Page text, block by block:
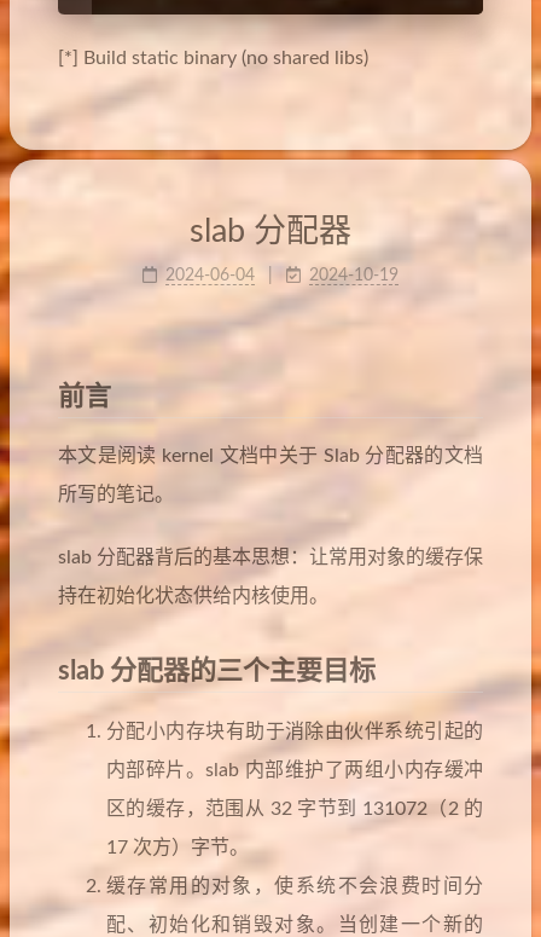
[*] Build static binary (no shared libs)
slab 分配器
2024-06-04 2024-10-19
前言
本文是阅读 kernel 文档中关于 Slab 分配器的文档
所写的笔记。
slab 分配器背后的基本思想：让常用对象的缓存保
持在初始化状态供给内核使用。
slab 分配器的三个主要目标
分配小内存块有助于消除由伙伴系统引起的
内部碎片。slab 内部维护了两组小内存缓冲
区的缓存，范围从 32 字节到 131072（2 的
17 次方）字节。
缓存常用的对象，使系统不会浪费时间分
配、初始化和销毁对象。当创建一个新的